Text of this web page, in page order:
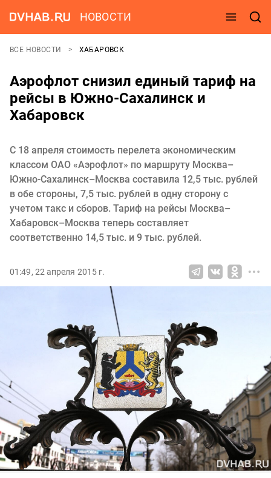
НОВОСТИ
ВСЕ НОВОСТИ ХАБАРОВСК
Аэрофлот снизил единый тариф на
рейсы в Южно-Сахалинск и
Хабаровск
С 18 апреля стоимость перелета экономическим
классом ОАО «Аэрофлот» по маршруту Москва–
Южно-Сахалинск–Москва составила 12,5 тыс. рублей
в обе стороны, 7,5 тыс. рублей в одну сторону с
учетом такс и сборов. Тариф на рейсы Москва–
Хабаровск–Москва теперь составляет
соответственно 14,5 тыс. и 9 тыс. рублей.
01:49, 22 апреля 2015 г.